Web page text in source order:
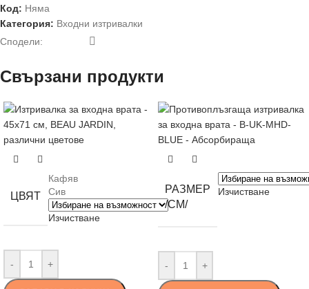
Код: Няма
Категория: Входни изтривалки
Сподели:
Свързани продукти
ЦВЯТ
Кафяв
Сив
Изчистване
- +
РАЗМЕР
/СМ/
Изчистване
- +